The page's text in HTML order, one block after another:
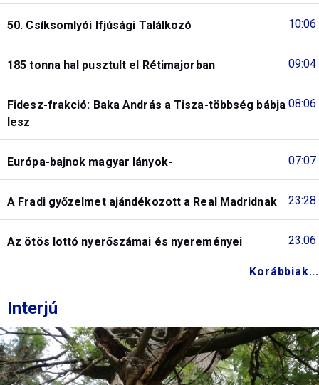
10:06
50. Csíksomlyói Ifjúsági Találkozó
09:04
185 tonna hal pusztult el Rétimajorban
08:06
Fidesz-frakció: Baka András a Tisza-többség bábja
lesz
07:07
Európa-bajnok magyar lányok-
23:28
A Fradi győzelmet ajándékozott a Real Madridnak
23:06
Az ötös lottó nyerőszámai és nyereményei
Korábbiak...
Interjú